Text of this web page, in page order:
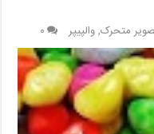
متحرک,والپیپر ۰